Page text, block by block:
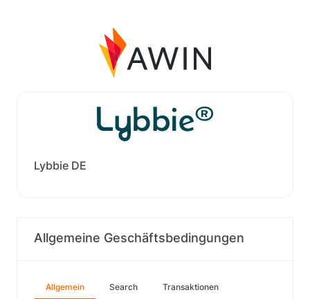
Lybbie DE
Allgemeine Geschäftsbedingungen
Allgemein Search Transaktionen